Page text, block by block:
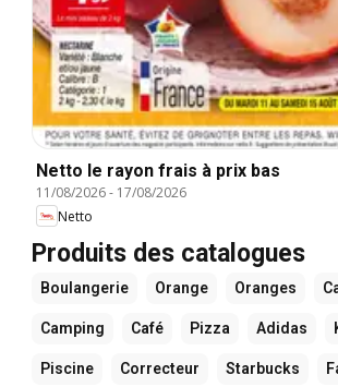
Netto le rayon frais à prix bas
11/08/2026- 17/08/2026
Netto
Produits des catalogues
Boulangerie Orange Oranges
Camping Café Pizza Adidas
Piscine Correcteur Starbucks